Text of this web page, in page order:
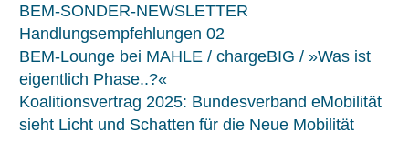
BEM-SONDER-NEWSLETTER
Handlungsempfehlungen 02
BEM-Lounge bei MAHLE / chargeBIG / »Was ist
eigentlich Phase..?«
Koalitionsvertrag 2025: Bundesverband eMobilität
sieht Licht und Schatten für die Neue Mobilität